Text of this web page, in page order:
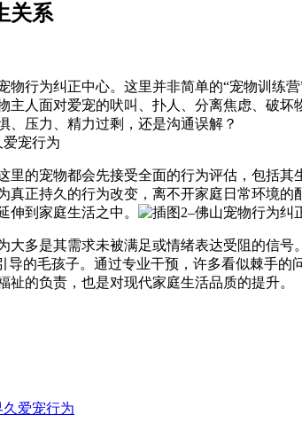
关系
行为纠正中心。这里并非简单的“宠物训练
人面对爱宠的吠叫、扑人、分离焦虑、破
压力、精力过剩，还是沟通误解？
的宠物都会先接受全面的行为评估，包括
正持久的行为改变，离不开家庭日常环境
到家庭生活之中。
多是其需求未被满足或情绪表达受阻的信
的毛孩子。通过专业干预，许多看似棘手
的负责，也是对现代家庭生活品质的提升。